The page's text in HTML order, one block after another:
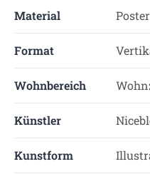
Material Poster
Format
Wohnbereich
Künstler
Kunstform